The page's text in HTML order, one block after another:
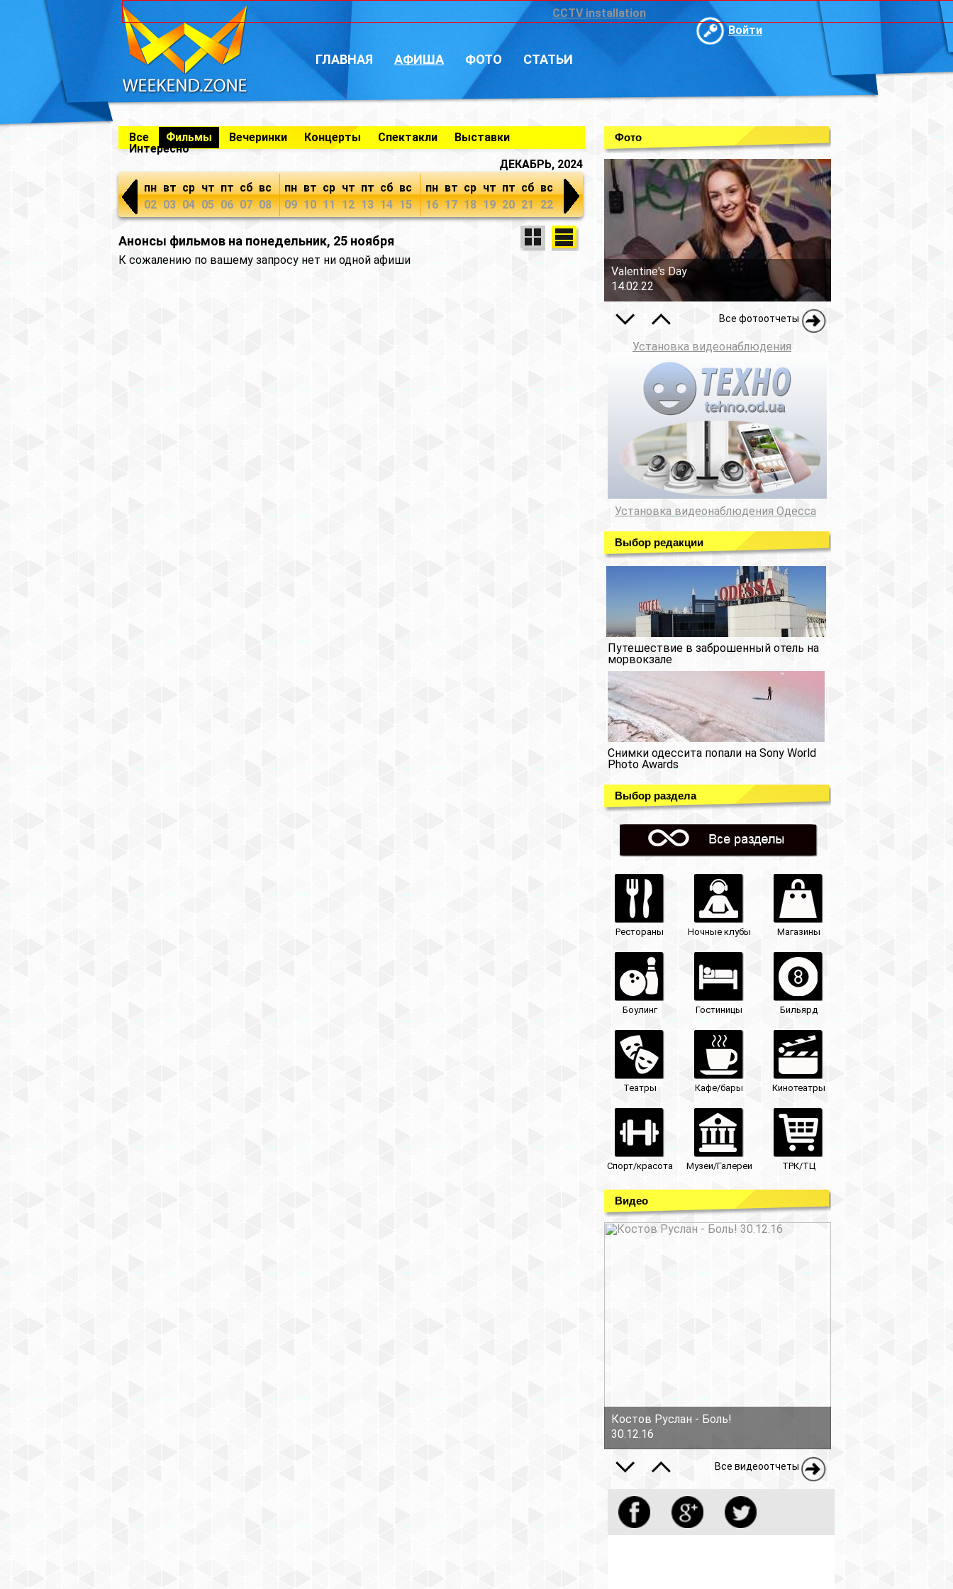
CCTV installation
Войти
ГЛАВНАЯ АФИША ФОТО СТАТЬИ
Все Фильмы Вечеринки Концерты Спектакли
Выставки
Интересно
ДЕКАБРЬ, 2024
пн
02
вт
03
ср
04
чт
05
пт
06
сб
07
вс
08
пн
09
вт
10
ср
11
чт
12
пт
13
сб
14
вс
15
пн
16
вт
17
ср
18
чт
19
пт
20
сб
21
вс
22
Анонсы фильмов на понедельник, 25 ноября
К сожалению по вашему запросу нет ни одной афиши
Фото
Valentine's Day
14.02.22
Все фотоотчеты
Установка видеонаблюдения
Установка видеонаблюдения Одесса
Выбор редакции
Путешествие в заброшенный отель на
морвокзале
Снимки одессита попали на Sony World
Photo Awards
Выбор раздела
Рестораны Ночные клубы Магазины
Боулинг Гостиницы Бильярд
Театры Кафе/бары Кинотеатры
Спорт/красота Музеи/Галереи ТРК/ТЦ
Видео
Костов Руслан - Боль!
30.12.16
Все видеоотчеты